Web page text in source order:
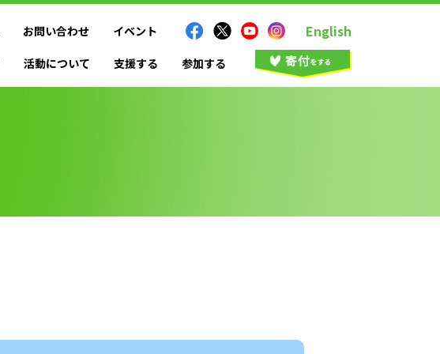
活動について 支援する 参加する
お問い合わせ イベント English